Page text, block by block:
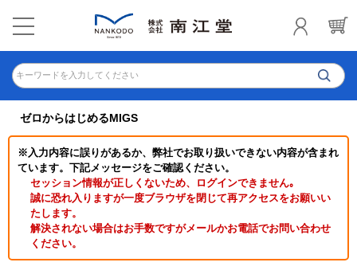
キーワードを入力してください
ゼロからはじめるMIGS
※入力内容に誤りがあるか、弊社でお取り扱いできない内容が含まれ
ています。下記メッセージをご確認ください。
セッション情報が正しくないため、ログインできません｡
誠に恐れ入りますが一度ブラウザを閉じて再アクセスをお願いい
たします。
解決されない場合はお手数ですがメールかお電話でお問い合わせ
ください。